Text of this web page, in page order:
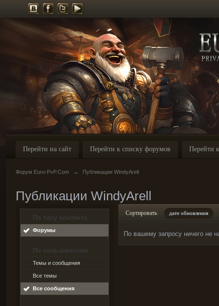
Перейти на сайт Перейти к списку форумов Перейти
Форум Euro-PvP.Com → Публикации WindyArell
Публикации WindyArell
По типу контента
Форумы
По пользователю
Темы и сообщения
Все темы
Все сообщения
Сортировать дате обновления
По вашему запросу ничего не